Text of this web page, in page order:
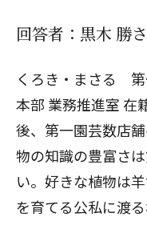
回答者：黒木 勝
くろき・まさる 第
本部 業務推進室 在
後、第一園芸数店
物の知識の豊富さ
い。好きな植物は
を育てる公私に渡る